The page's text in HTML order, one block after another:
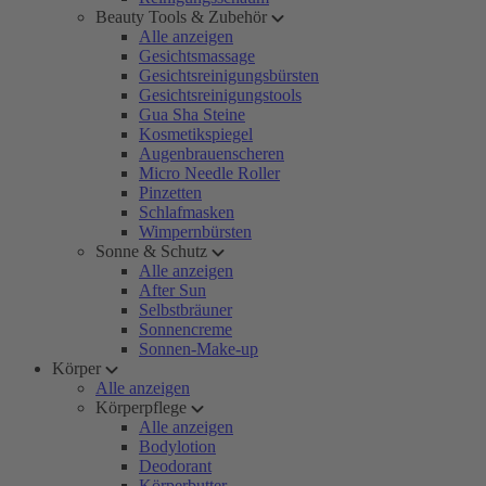
Beauty Tools & Zubehör
Alle anzeigen
Gesichtsmassage
Gesichtsreinigungsbürsten
Gesichtsreinigungstools
Gua Sha Steine
Kosmetikspiegel
Augenbrauenscheren
Micro Needle Roller
Pinzetten
Schlafmasken
Wimpernbürsten
Sonne & Schutz
Alle anzeigen
After Sun
Selbstbräuner
Sonnencreme
Sonnen-Make-up
Körper
Alle anzeigen
Körperpflege
Alle anzeigen
Bodylotion
Deodorant